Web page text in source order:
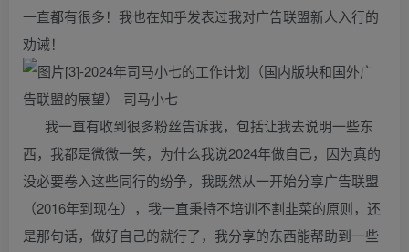
一直都有很多！我也在知乎发表过我对广告联盟新人入行的
劝诫！
我一直有收到很多粉丝告诉我，包括让我去说明一些东
西，我都是微微一笑，为什么我说2024年做自己，因为真的
没必要卷入这些同行的纷争，我既然从一开始分享广告联盟
（2016年到现在），我一直秉持不培训不割韭菜的原则，还
是那句话，做好自己的就行了，我分享的东西能帮助到一些